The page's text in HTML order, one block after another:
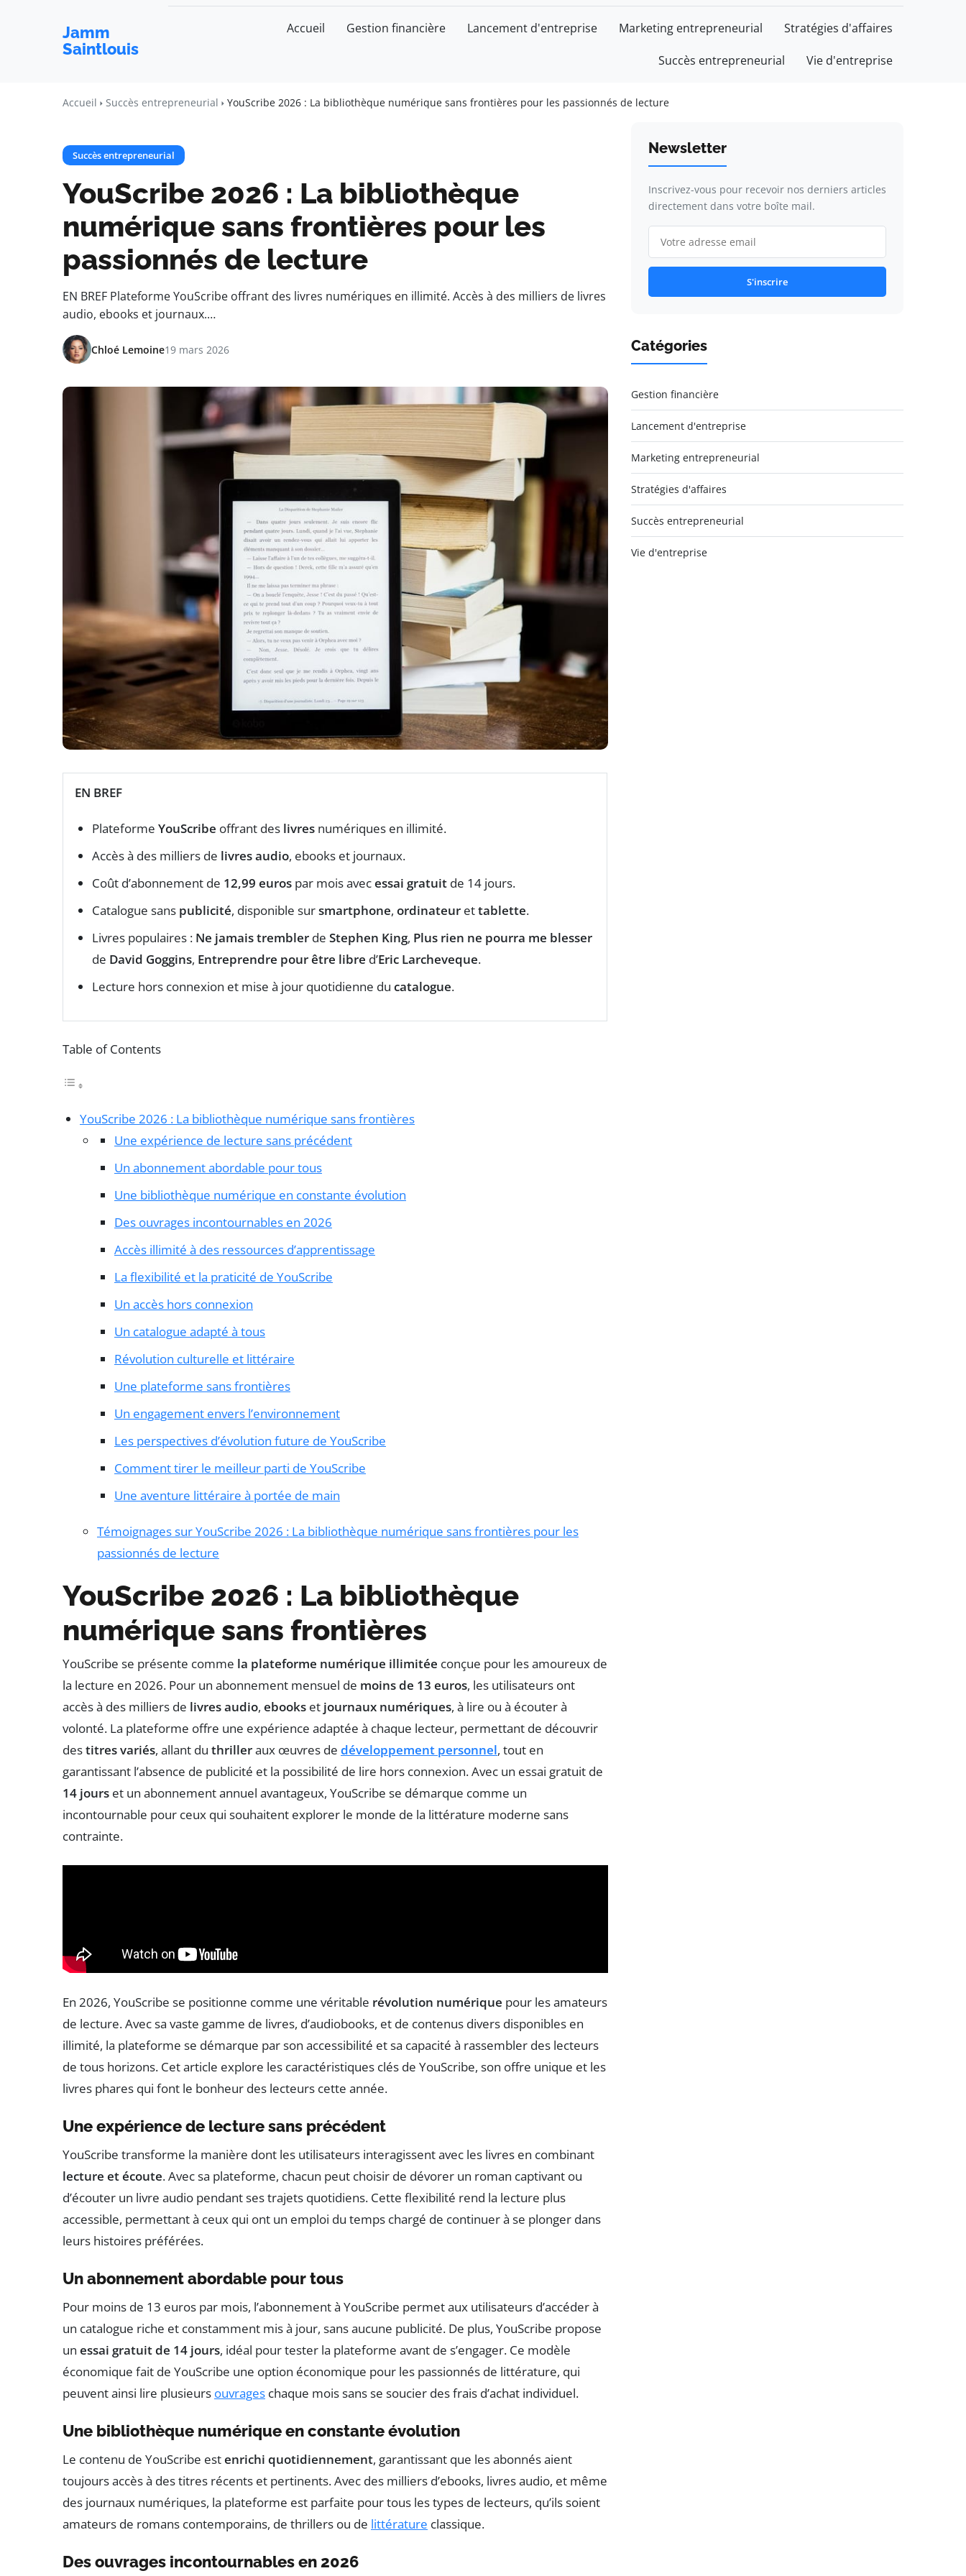
Jamm
Saintlouis
Accueil Gestion financière Lancement d'entreprise Marketing entrepreneurial Stratégies d'affaires
Succès entrepreneurial Vie d'entreprise
Accueil Succès entrepreneurial YouScribe 2026 : La bibliothèque numérique sans frontières pour les passionnés de lecture
Succès entrepreneurial
YouScribe 2026 : La bibliothèque
numérique sans frontières pour les
passionnés de lecture
EN BREF Plateforme YouScribe offrant des livres numériques en illimité. Accès à des milliers de livres
audio, ebooks et journaux.…
Chloé Lemoine19 mars 2026
EN BREF
Plateforme YouScribe offrant des livres numériques en illimité.
Accès à des milliers de livres audio, ebooks et journaux.
Coût d’abonnement de 12,99 euros par mois avecessai gratuit de 14 jours.
Catalogue sans publicité, disponible sursmartphone, ordinateur ettablette.
Livres populaires : Ne jamais trembler de Stephen King, Plus rien ne pourra me blesser
de David Goggins, Entreprendre pour être libre d’Eric Larcheveque.
Lecture hors connexion et mise à jour quotidienne du catalogue.
Table of Contents
YouScribe 2026 : La bibliothèque numérique sans frontières
Une expérience de lecture sans précédent
Un abonnement abordable pour tous
Une bibliothèque numérique en constante évolution
Des ouvrages incontournables en 2026
Accès illimité à des ressources d’apprentissage
La flexibilité et la praticité de YouScribe
Un accès hors connexion
Un catalogue adapté à tous
Révolution culturelle et littéraire
Une plateforme sans frontières
Un engagement envers l’environnement
Les perspectives d’évolution future de YouScribe
Comment tirer le meilleur parti de YouScribe
Une aventure littéraire à portée de main
Témoignages sur YouScribe 2026 : La bibliothèque numérique sans frontières pour les
passionnés de lecture
YouScribe 2026 : La bibliothèque
numérique sans frontières
YouScribe se présente comme la plateforme numérique illimitée conçue pour les amoureux de
la lecture en 2026. Pour un abonnement mensuel de moins de 13 euros, les utilisateurs ont
accès à des milliers de livres audio, ebooks et journaux numériques, à lire ou à écouter à
volonté. La plateforme offre une expérience adaptée à chaque lecteur, permettant de découvrir
destitres variés, allant du thrilleraux œuvres de développement personnel, tout en
garantissant l’absence de publicité et la possibilité de lire hors connexion. Avec un essai gratuit de
14 jours et un abonnement annuel avantageux, YouScribe se démarque comme un
incontournable pour ceux qui souhaitent explorer le monde de la littérature moderne sans
contrainte.
En 2026, YouScribe se positionne comme une véritable révolution numérique pour les amateurs
de lecture. Avec sa vaste gamme de livres, d’audiobooks, et de contenus divers disponibles en
illimité, la plateforme se démarque par son accessibilité et sa capacité à rassembler des lecteurs
de tous horizons. Cet article explore les caractéristiques clés de YouScribe, son offre unique et les
livres phares qui font le bonheur des lecteurs cette année.
Une expérience de lecture sans précédent
YouScribe transforme la manière dont les utilisateurs interagissent avec les livres en combinant
lecture et écoute. Avec sa plateforme, chacun peut choisir de dévorer un roman captivant ou
d’écouter un livre audio pendant ses trajets quotidiens. Cette flexibilité rend la lecture plus
accessible, permettant à ceux qui ont un emploi du temps chargé de continuer à se plonger dans
leurs histoires préférées.
Un abonnement abordable pour tous
Pour moins de 13 euros par mois, l’abonnement à YouScribe permet aux utilisateurs d’accéder à
un catalogue riche et constamment mis à jour, sans aucune publicité. De plus, YouScribe propose
un essai gratuit de 14 jours, idéal pour tester la plateforme avant de s’engager. Ce modèle
économique fait de YouScribe une option économique pour les passionnés de littérature, qui
peuvent ainsi lire plusieurs ouvrages chaque mois sans se soucier des frais d’achat individuel.
Une bibliothèque numérique en constante évolution
Le contenu de YouScribe estenrichi quotidiennement, garantissant que les abonnés aient
toujours accès à des titres récents et pertinents. Avec des milliers d’ebooks, livres audio, et même
des journaux numériques, la plateforme est parfaite pour tous les types de lecteurs, qu’ils soient
amateurs de romans contemporains, de thrillers ou de littérature classique.
Des ouvrages incontournables en 2026
Newsletter
Inscrivez-vous pour recevoir nos derniers articles
directement dans votre boîte mail.
S'inscrire
Catégories
Gestion financière
Lancement d'entreprise
Marketing entrepreneurial
Stratégies d'affaires
Succès entrepreneurial
Vie d'entreprise